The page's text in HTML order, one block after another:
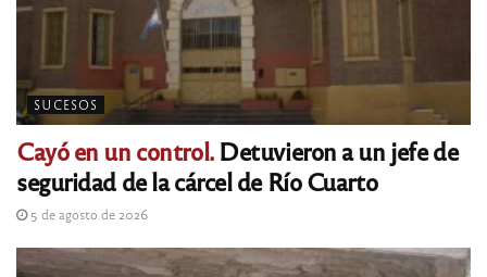
SUCESOS
Cayó en un control.Detuvieron a un jefe de
seguridad de la cárcel de Río Cuarto
5 de agosto de 2026